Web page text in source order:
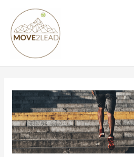
Inhalt
springen
navigation